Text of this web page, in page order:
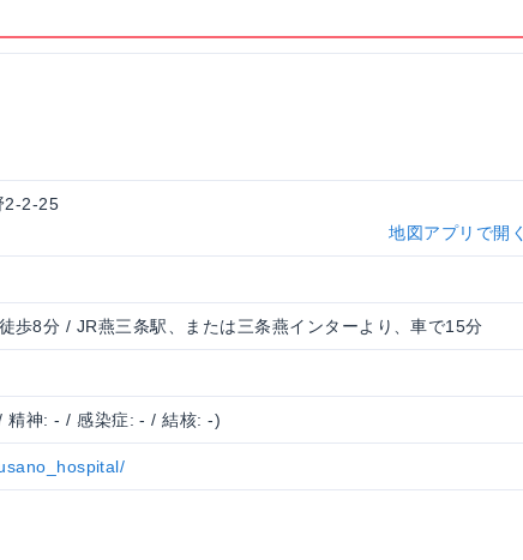
2-2-25
地図アプリで開く
歩8分 / JR燕三条駅、または三条燕インターより、車で15分
神: - / 感染症: - / 結核: -)